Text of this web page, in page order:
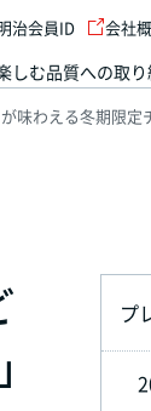
しむ品質への取
治会員ID 会社
味わえる冬期限定
プ